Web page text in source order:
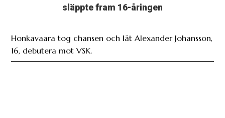
släppte fram 16-åringen
Honkavaara tog chansen och lät Alexander Johansson,
16, debutera mot VSK.